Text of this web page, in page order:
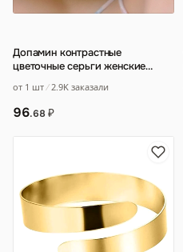
Допамин контрастные
цветочные серьги женские
от 1 шт 2.9K заказали
96.68₽